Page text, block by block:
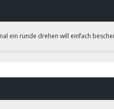
ein runde drehen will einfach